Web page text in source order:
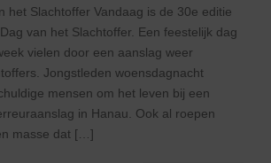
het Slachtoffer Vandaag is de 30e editie
van het Slachtoffer. Een feestelijk dag
vielen door een aanslag weer
Jongstleden woensdagnacht
mensen om het leven bij een
in Hanau. Ook al roepen
masse dat […]